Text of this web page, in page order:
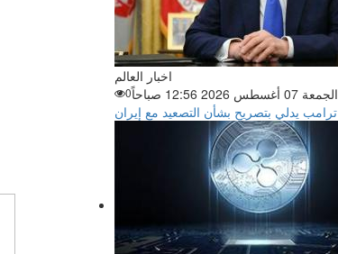
اخبار العالم
الجمعة 07 أغسطس 2026 12:56 صباحاً
0
ترامب يدلي بتصريح بشأن التصعيد مع إيران